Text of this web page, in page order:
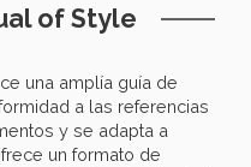
of Style
una amplía guía de
a las referencias
y se adapta a
un formato de